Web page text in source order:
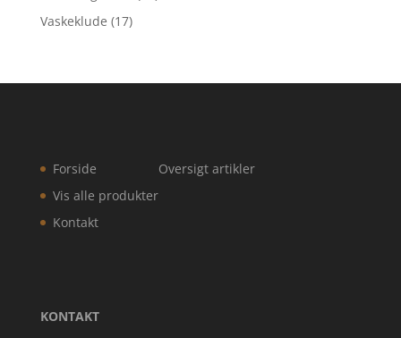
Vaskeklude (17)
Forside
Vis alle produkter
Kontakt
Oversigt artikler
KONTAKT